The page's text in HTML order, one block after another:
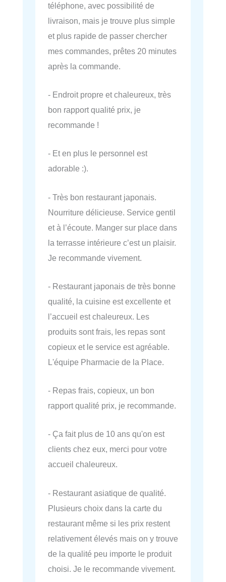
téléphone, avec possibilité de
livraison, mais je trouve plus simple
et plus rapide de passer chercher
mes commandes, prêtes 20 minutes
après la commande.
- Endroit propre et chaleureux, très
bon rapport qualité prix, je
recommande !
- Et en plus le personnel est
adorable :).
- Très bon restaurant japonais.
Nourriture délicieuse. Service gentil
et à l’écoute. Manger sur place dans
la terrasse intérieure c’est un plaisir.
Je recommande vivement.
- Restaurant japonais de très bonne
qualité, la cuisine est excellente et
l’accueil est chaleureux. Les
produits sont frais, les repas sont
copieux et le service est agréable.
L'équipe Pharmacie de la Place.
- Repas frais, copieux, un bon
rapport qualité prix, je recommande.
- Ça fait plus de 10 ans qu'on est
clients chez eux, merci pour votre
accueil chaleureux.
- Restaurant asiatique de qualité.
Plusieurs choix dans la carte du
restaurant même si les prix restent
relativement élevés mais on y trouve
de la qualité peu importe le produit
choisi. Je le recommande vivement.